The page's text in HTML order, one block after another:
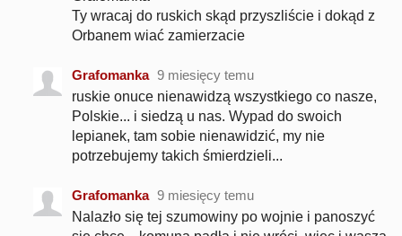
Ty wracaj do ruskich skąd przyszliście i dokąd z
Orbanem wiać zamierzacie
Grafomanka 9 miesięcy temu
ruskie onuce nienawidzą wszystkiego co nasze,
Polskie... i siedzą u nas. Wypad do swoich
lepianek, tam sobie nienawidzić, my nie
potrzebujemy takich śmierdzieli...
Grafomanka 9 miesięcy temu
Nalazło się tej szumowiny po wojnie i panoszyć